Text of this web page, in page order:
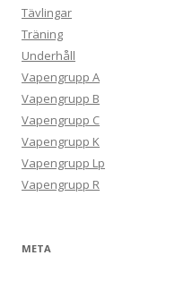
Tävlingar
Träning
Underhåll
Vapengrupp A
Vapengrupp B
Vapengrupp C
Vapengrupp K
Vapengrupp Lp
Vapengrupp R
META